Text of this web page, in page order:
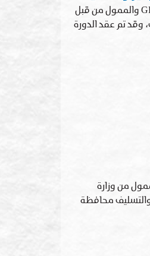
بناءً على مذكرة التفاهم الموقعة ما بين اتحاد الجمعيات التعاونية للتوفير والتسليف ومشروع GROW والممول من قبل
وقد تم عقد الدورة
من وزارة
والتسليف محافظة